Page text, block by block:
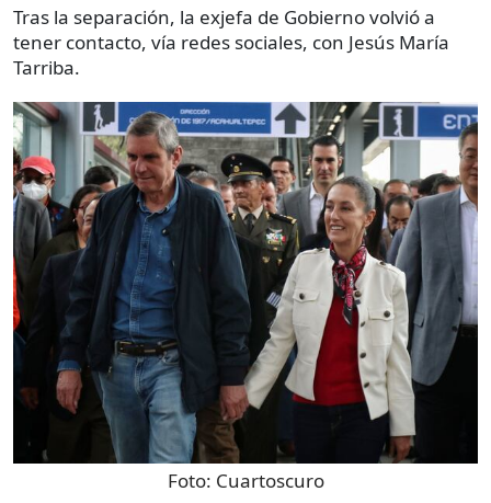
Tras la separación, la exjefa de Gobierno volvió a
tener contacto, vía redes sociales, con Jesús María
Tarriba.
Foto: Cuartoscuro